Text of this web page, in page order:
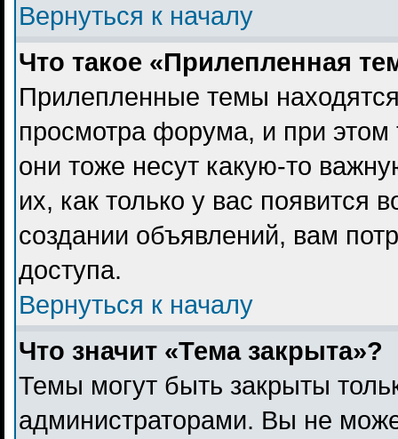
Вернуться к началу
Что такое «Прилепленная
Прилепленные темы
просмотра форума, и при
они тоже несут какую-то
их, как только у вас появится
создании объявлений, вам
доступа.
Вернуться к началу
Что значит «Тема закрыта»?
Темы могут быть закрыты
администраторами. Вы не